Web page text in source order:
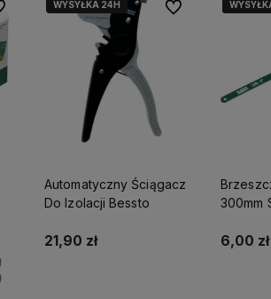
ulubionychWYSYŁKA 24H
Automatyczny Ściągacz
Do Izolacji Bessto
21,90 zł
Do ulubionych
300mm
6,00 zł